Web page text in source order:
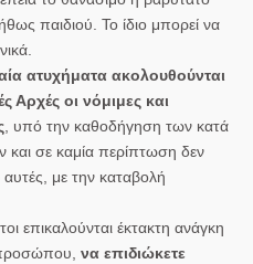
παιδιού. Το ίδιο μπορεί να
ατυχήματα ακολουθούνται
Αρχές οι νόμιμες και
, υπό την καθοδήγηση των κατά
και σε καμία περίπτωση δεν
με την καταβολή
επικαλούνται έκτακτη ανάγκη
να επιδιώκετε